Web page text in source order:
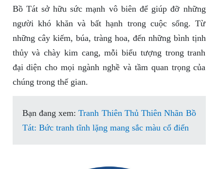
Bồ Tát sở hữu sức mạnh vô biên để giúp đỡ những
người khó khăn và bất hạnh trong cuộc sống. Từ
những cây kiếm, búa, tràng hoa, đến những bình tịnh
thủy và chày kim cang, mỗi biểu tượng trong tranh
đại diện cho mọi ngành nghề và tầm quan trọng của
chúng trong thế gian.
Bạn đang xem:Tranh Thiên Thủ Thiên Nhãn Bồ
Tát: Bức tranh tĩnh lặng mang sắc màu cổ điển